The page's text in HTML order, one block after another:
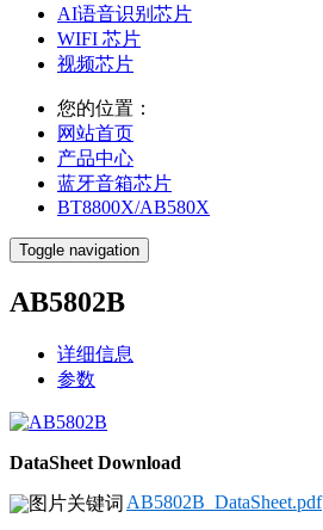
AI语音识别芯片
WIFI 芯片
视频芯片
您的位置：
网站首页
产品中心
蓝牙音箱芯片
BT8800X/AB580X
Toggle navigation
AB5802B
详细信息
参数
DataSheet Download
AB5802B_DataSheet.pdf